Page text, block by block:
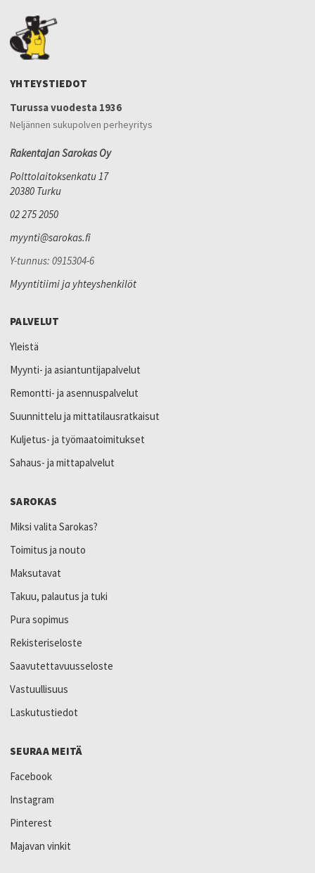
YHTEYSTIEDOT
Turussa vuodesta 1936
Neljännen sukupolven perheyritys
Rakentajan Sarokas Oy
Polttolaitoksenkatu 17
20380 Turku
02 275 2050
myynti@sarokas.fi
Y-tunnus: 0915304-6
Myyntitiimi ja yhteyshenkilöt
PALVELUT
Yleistä
Myynti- ja asiantuntijapalvelut
Remontti- ja asennuspalvelut
Suunnittelu ja mittatilausratkaisut
Kuljetus- ja työmaatoimitukset
Sahaus- ja mittapalvelut
SAROKAS
Miksi valita Sarokas?
Toimitus ja nouto
Maksutavat
Takuu, palautus ja tuki
Pura sopimus
Rekisteriseloste
Saavutettavuusseloste
Vastuullisuus
Laskutustiedot
SEURAA MEITÄ
Facebook
Instagram
Pinterest
Majavan vinkit